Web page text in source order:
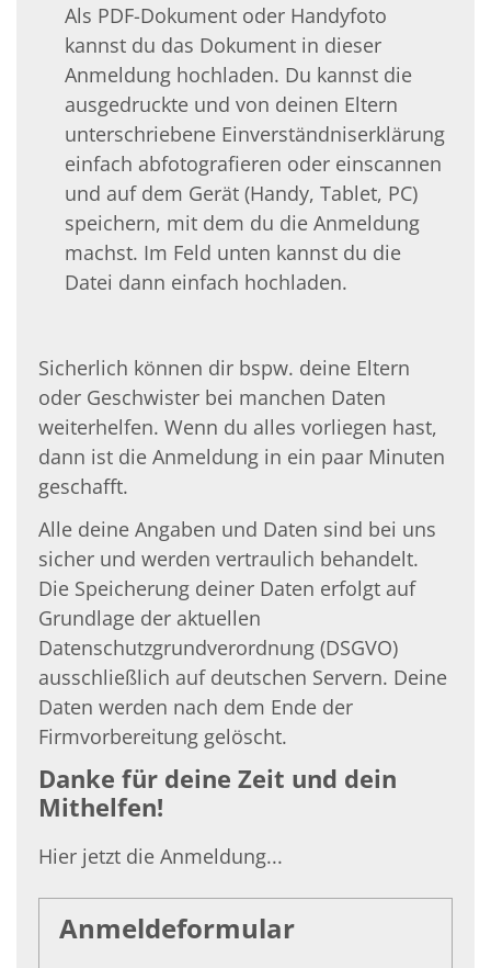
Als PDF-Dokument oder Handyfoto
kannst du das Dokument in dieser
Anmeldung hochladen. Du kannst die
ausgedruckte und von deinen Eltern
unterschriebene Einverständniserklärung
einfach abfotografieren oder einscannen
und auf dem Gerät (Handy, Tablet, PC)
speichern, mit dem du die Anmeldung
machst. Im Feld unten kannst du die
Datei dann einfach hochladen.
Sicherlich können dir bspw. deine Eltern
oder Geschwister bei manchen Daten
weiterhelfen. Wenn du alles vorliegen hast,
dann ist die Anmeldung in ein paar Minuten
geschafft.
Alle deine Angaben und Daten sind bei uns
sicher und werden vertraulich behandelt.
Die Speicherung deiner Daten erfolgt auf
Grundlage der aktuellen
Datenschutzgrundverordnung (DSGVO)
ausschließlich auf deutschen Servern. Deine
Daten werden nach dem Ende der
Firmvorbereitung gelöscht.
Danke für deine Zeit und dein
Mithelfen!
Hier jetzt die Anmeldung...
Anmeldeformular